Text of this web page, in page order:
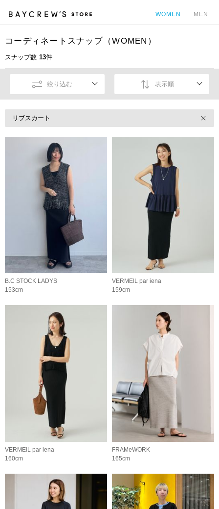
WOMEN MEN
コーディネートスナップ（WOMEN）
スナップ数 13件
絞り込む 表示順
リブスカート
B.C STOCK LADYS
153cm
VERMEIL par iena
159cm
VERMEIL par iena
160cm
FRAMeWORK
165cm